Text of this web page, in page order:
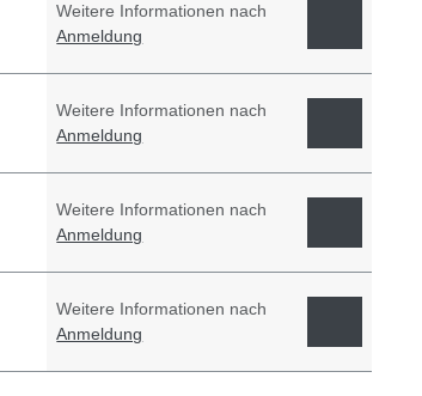
Weitere Informationen nach
Anmeldung
Weitere Informationen nach
Anmeldung
Weitere Informationen nach
Anmeldung
Weitere Informationen nach
Anmeldung